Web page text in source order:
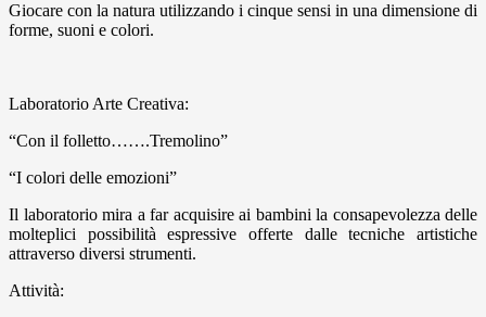
Giocare con la natura utilizzando i cinque sensi in una dimensione di
forme, suoni e colori.
Laboratorio Arte Creativa:
“Con il folletto…….Tremolino”
“I colori delle emozioni”
Il laboratorio mira a far acquisire ai bambini la consapevolezza delle
molteplici possibilità espressive offerte dalle tecniche artistiche
attraverso diversi strumenti.
Attività: